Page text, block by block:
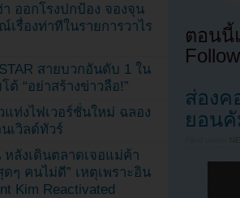
ตอนนี้
ส่องค
ยอนคั
ออกโรงปกป้อง จองจุน
เรื่องท่าทีในรายการวาไร
สายบวกอันดับ 1 ใน
ต้ “อย่าสร้างข่าวลือ!”
แท่งไฟเวอร์ชั่นใหม่ ฉลอง
เวิลด์ทัวร์
หลังเดินตลาดเจอแม่ค้า
ดๆ คนไม่ดี” เหตุเพราะอิน
Kim Reactivated